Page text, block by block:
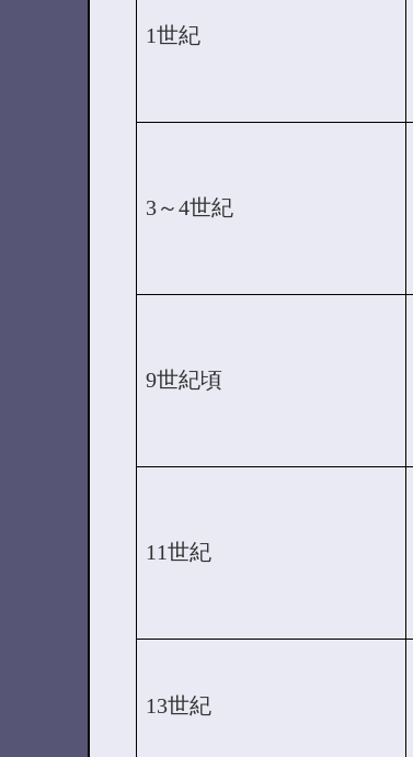
1世紀
3～4世紀
9世紀頃
11世紀
13世紀